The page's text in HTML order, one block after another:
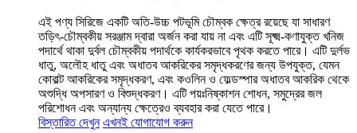
এই পণ্য সিরিজে একটি অতি-উচ্চ পটভূমি চৌম্বক ক্ষেত্র রয়েছে যা সাধারণ
তড়িৎ-চৌম্বকীয় সরঞ্জাম দ্বারা অর্জন করা যায় না এবং এটি সূক্ষ্ম-কণাযুক্ত খনিজ
পদার্থে থাকা দুর্বল চৌম্বকীয় পদার্থকে কার্যকরভাবে পৃথক করতে পারে। এটি দুর্লভ
ধাতু, অলৌহ ধাতু এবং অধাতব আকরিকের সমৃদ্ধকরণের জন্য উপযুক্ত, যেমন
কোবাল্ট আকরিকের সমৃদ্ধকরণ, এবং কওলিন ও ফেল্ডস্পার অধাতব আকরিক থেকে
অশুদ্ধি অপসারণ ও বিশুদ্ধকরণ। এটি পয়ঃনিষ্কাশন শোধন, সমুদ্রের জল
পরিশোধন এবং অন্যান্য ক্ষেত্রেও ব্যবহার করা যেতে পারে।
বিস্তারিত দেখুন এখনই যোগাযোগ করুন